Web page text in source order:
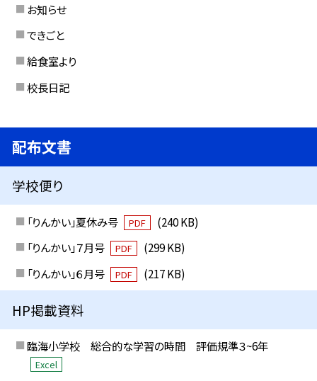
お知らせ
できごと
給食室より
校長日記
配布文書
学校便り
「りんかい」夏休み号 PDF
(240 KB)
「りんかい」７月号
PDF
(299 KB)
「りんかい」６月号
PDF (217 KB)
HP掲載資料
臨海小学校 総合的な学習の時間 評価規準３~6年
Excel